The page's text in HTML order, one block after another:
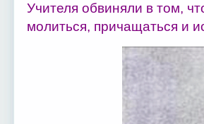
Учителя обвиняли в том,
молиться, причащаться и